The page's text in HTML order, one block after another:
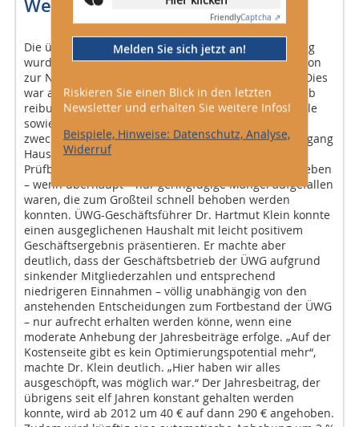
Weitere Tagesordnungspunkte
Die üblichen Tagesordnungspunkte der Versammlung
wurden – bedingt durch die zeitaufwändige Diskussion
zur Neuorientierung der ÜWG – zügig abgehandelt. Dies
war aber auch deshalb möglich, weil der ÜWG-Betrieb
reibungslos funktioniert und Vorstand, Geschäftsstelle
sowie Überwachungsausschuss (ÜWA) routiniert und
zweckorientiert agieren. Der Obmann des ÜWA, Wolfgang
Hausmann, berichtete von einem reibungslosen
Prüfbetrieb, bei dem in den zu überprüfenden Betrieben
– wenn überhaupt – nur geringfügige Mängel aufgefallen
waren, die zum Großteil schnell behoben werden
konnten. ÜWG-Geschäftsführer Dr. Hartmut Klein konnte
einen ausgeglichenen Haushalt mit leicht positivem
Geschäftsergebnis präsentieren. Er machte aber
deutlich, dass der Geschäftsbetrieb der ÜWG aufgrund
sinkender Mitgliederzahlen und entsprechend
niedrigeren Einnahmen – völlig unabhängig von den
anstehenden Entscheidungen zum Fortbestand der ÜWG
– nur aufrecht erhalten werden könne, wenn eine
moderate Anhebung der Jahresbeiträge erfolge. „Auf der
Kostenseite gibt es kein Optimierungspotential mehr“,
machte Dr. Klein deutlich. „Hier haben wir alles
ausgeschöpft, was möglich war.“ Der Jahresbeitrag, der
übrigens seit elf Jahren konstant gehalten werden
konnte, wird ab 2012 um 40 € auf dann 290 € angehoben.
FriendlyCaptcha ⇗
Melden Sie sich jetzt an!
Riskieren Sie einen Blick in den letzten
Newsletter und erhalten Sie weitere Infos!
Beispiele, Hinweise: Datenschutz, Analyse,
Widerruf